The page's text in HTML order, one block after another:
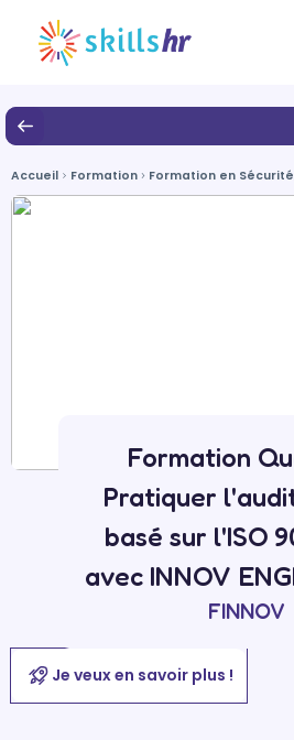
Accueil Formation Formation en
Formation
Pratiquer
basé sur l'ISO
avec INNOV
FINNOV
Je veux en savoir plus !